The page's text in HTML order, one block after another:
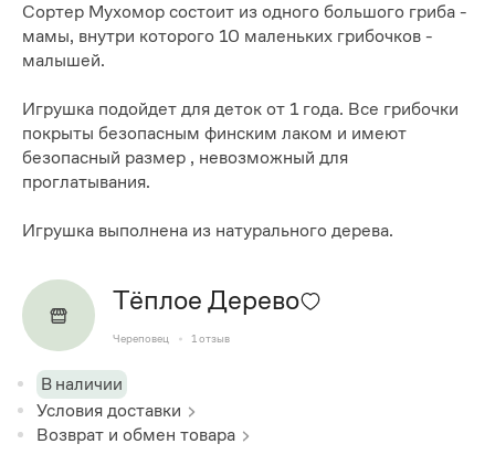
Сортер Мухомор состоит из одного большого гриба -
мамы, внутри которого 10 маленьких грибочков -
малышей.
Игрушка подойдет для деток от 1 года. Все грибочки
покрыты безопасным финским лаком и имеют
безопасный размер , невозможный для
проглатывания.
Игрушка выполнена из натурального дерева.
Тёплое Дерево
Череповец 1 отзыв
В наличии
Условия доставки
Возврат и обмен товара